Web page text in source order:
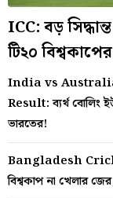
ICC: বড়
টি২০
India vs
Result: ব্যর্থ বোলিং
ভারতের!
Bangladesh
বিশ্বকাপ না খেলার